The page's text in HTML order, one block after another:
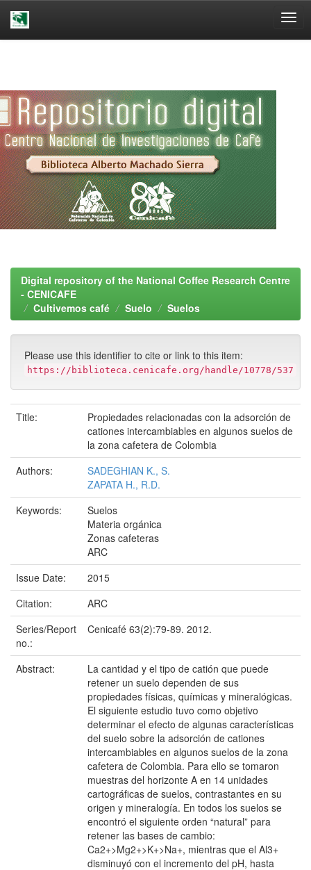
Digital repository of the National Coffee Research Centre
- CENICAFE
Cultivemos café
Suelo Suelos
Please use this identifier to cite or link to this item:
https://biblioteca.cenicafe.org/handle/10778/537
Title:
Propiedades relacionadas con la adsorción de
cationes intercambiables en algunos suelos de
la zona cafetera de Colombia
Authors:
SADEGHIAN K., S.
ZAPATA H., R.D.
Keywords:
Suelos
Materia orgánica
Zonas cafeteras
ARC
Issue Date:
2015
Citation:
ARC
Series/Report
no.:
Cenicafé 63(2):79-89. 2012.
Abstract:
La cantidad y el tipo de catión que puede
retener un suelo dependen de sus
propiedades físicas, químicas y mineralógicas.
El siguiente estudio tuvo como objetivo
determinar el efecto de algunas características
del suelo sobre la adsorción de cationes
intercambiables en algunos suelos de la zona
cafetera de Colombia. Para ello se tomaron
muestras del horizonte A en 14 unidades
cartográficas de suelos, contrastantes en su
origen y mineralogía. En todos los suelos se
encontró el siguiente orden “natural” para
retener las bases de cambio:
Ca2+>Mg2+>K+>Na+, mientras que el Al3+
disminuyó con el incremento del pH, hasta